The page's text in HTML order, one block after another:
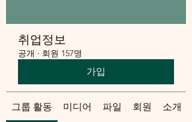
취업정보
공개 · 회원 157명
가입
그룹 활동 미디어 파일 회원 소개